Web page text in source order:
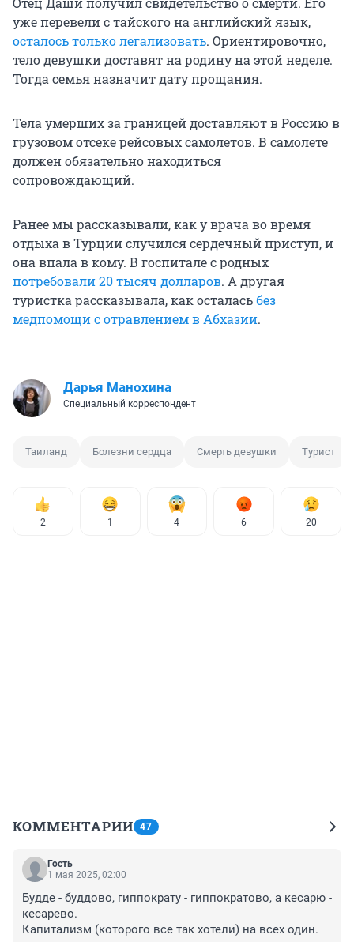
уже перевели с тайского на английский язык,
осталось только легализовать. Ориентировочно,
тело девушки доставят на родину на этой неделе.
Тогда семья назначит дату прощания.
Тела умерших за границей доставляют в Россию в
грузовом отсеке рейсовых самолетов. В самолете
должен обязательно находиться
сопровождающий.
Ранее мы рассказывали, как у врача во время
отдыха в Турции случился сердечный приступ, и
она впала в кому. В госпитале с родных
потребовали20 тысяч долларов. А другая
туристка рассказывала, как осталасьбез
медпомощи с отравлением в Абхазии.
Дарья Манохина
Специальный корреспондент
Таиланд Болезни сердца Смерть девушки Турист
2 1 4 6 20
КОММЕНТАРИИ 47
Гость
1 мая 2025, 02:00
Будде - буддово, гиппократу - гиппократово, а кесарю -
кесарево.
Капитализм (которого все так хотели) на всех один.